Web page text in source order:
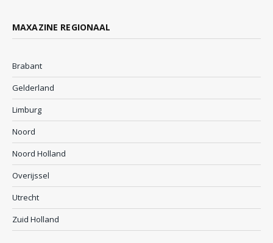
MAXAZINE REGIONAAL
Brabant
Gelderland
Limburg
Noord
Noord Holland
Overijssel
Utrecht
Zuid Holland